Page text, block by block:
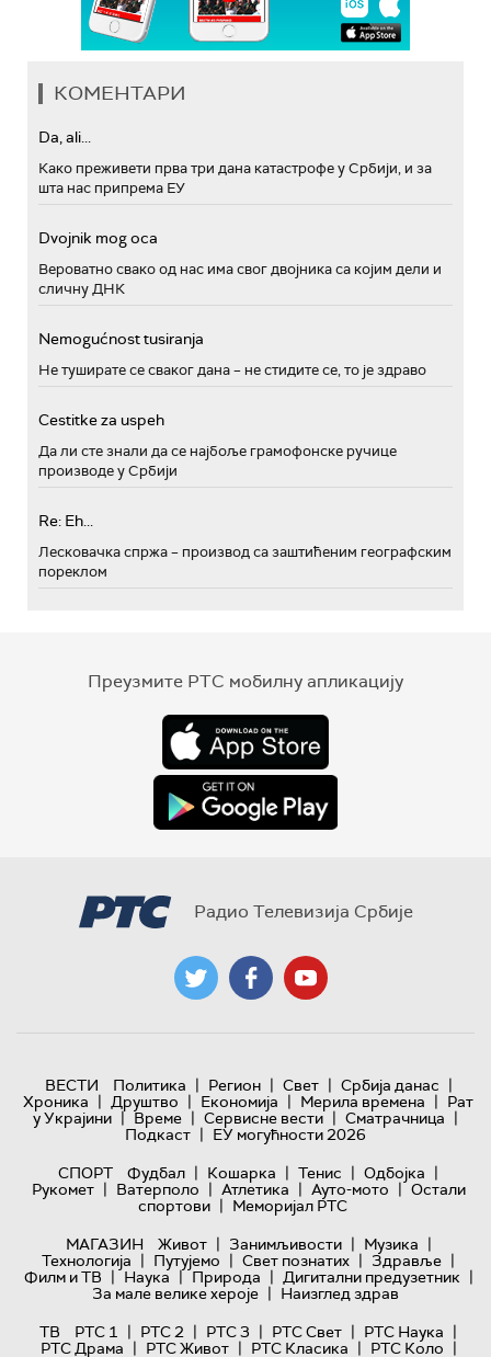
КОМЕНТАРИ
Da, ali...
Како преживети прва три дана катастрофе у Србији, и за
шта нас припрема ЕУ
Dvojnik mog oca
Вероватно свако од нас има свог двојника са којим дели и
сличну ДНК
Nemogućnost tusiranja
Не туширате се сваког дана – не стидите се, то је здраво
Cestitke za uspeh
Да ли сте знали да се најбоље грамофонске ручице
производе у Србији
Re: Eh...
Лесковачка спржа – производ са заштићеним географским
пореклом
Преузмите РТС мобилну апликацију
Радио Телевизија Србије
ВЕСТИ Политика | Регион | Свет | Србија данас |
Хроника | Друштво | Економија | Мерила времена | Рат
у Украјини | Време | Сервисне вести | Сматрачница |
Подкаст | ЕУ могућности 2026
СПОРТ
Фудбал | Кошарка | Тенис | Одбојка |
Рукомет | Ватерполо | Атлетика | Ауто-мото | Остали
спортови | Меморијал РТС
МАГАЗИН
Живот | Занимљивости | Музика |
Технологијa | Путујемо | Свет познатих | Здравље |
Филм и ТВ | Наука | Природа | Дигитални предузетник |
За мале велике хероје | Наизглед здрав
ТВ
РТС 1 | РТС 2 | РТС 3 | РТС Свет | РТС Наука |
РТС Драма | РТС Живот | РТС Класика | РТС Коло |